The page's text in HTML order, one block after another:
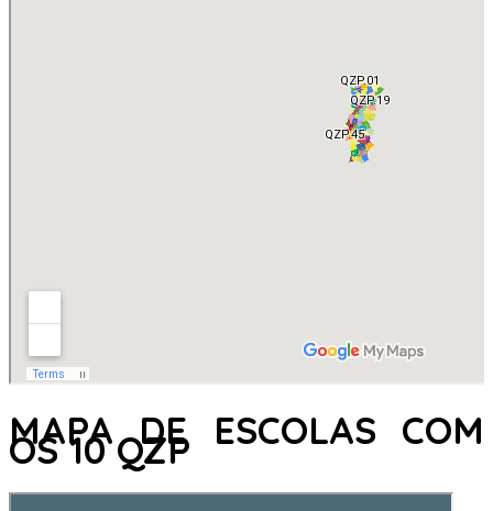
MAPA DE ESCOLAS COM
OS 10 QZP